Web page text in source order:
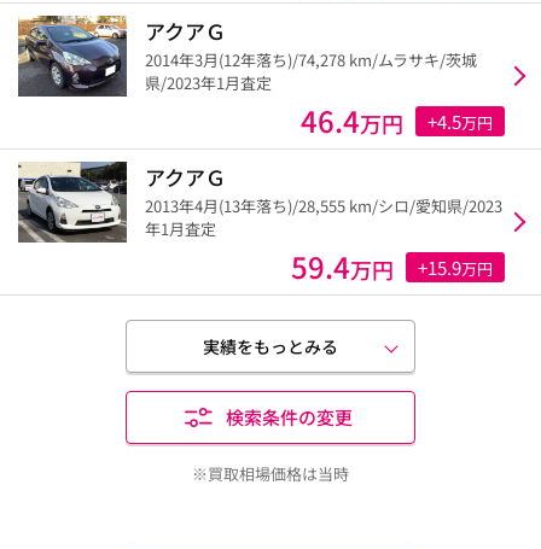
アクアＧ
2014年3月(12年落ち)/74,278 km/ムラサキ/茨城
県/2023年1月査定
46.4万円 +4.5万円
アクアＧ
2013年4月(13年落ち)/28,555 km/シロ/愛知県/2023
年1月査定
59.4万円 +15.9万円
実績をもっとみる
検索条件の変更
※買取相場価格は当時